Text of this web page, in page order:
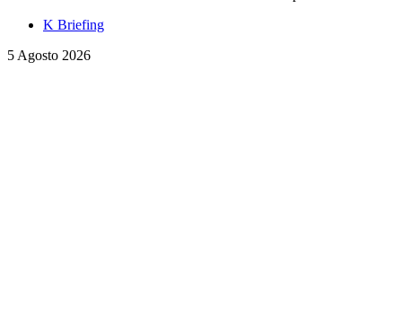
K Briefing
5 Agosto 2026